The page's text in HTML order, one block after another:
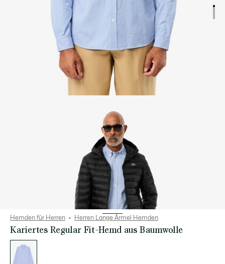
Hemden für Herren Herren Lange Ärmel Hemden
Kariertes Regular Fit-Hemd aus Baumwolle
der
Varianten